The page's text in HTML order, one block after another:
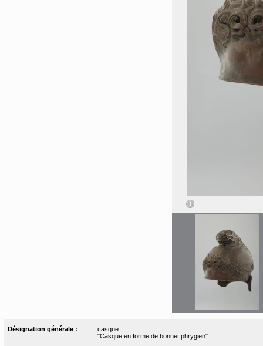
Désignation générale :
casque
"Casque en forme de bonnet phrygien"